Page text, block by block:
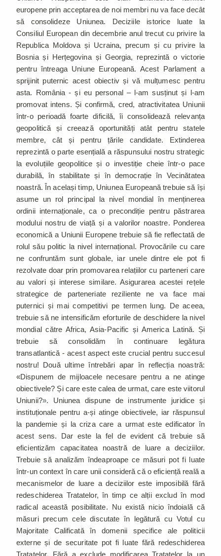
europene prin acceptarea de noi membri nu va face decât
să consolideze Uniunea. Deciziile istorice luate la
Consiliul European din decembrie anul trecut cu privire la
Republica Moldova și Ucraina, precum și cu privire la
Bosnia și Herțegovina și Georgia, reprezintă o victorie
pentru întreaga Uniune Europeană. Acest Parlament a
sprijinit puternic acest obiectiv și vă mulțumesc pentru
asta. România - și eu personal – l-am susținut și l-am
promovat intens. Și confirmă, cred, atractivitatea Uniunii
într-o perioadă foarte dificilă, îi consolidează relevanța
geopolitică și creează oportunități atât pentru statele
membre, cât și pentru țările candidate. Extinderea
reprezintă o parte esențială a răspunsului nostru strategic
la evoluțiile geopolitice și o investiție cheie într-o pace
durabilă, în stabilitate și în democrație în Vecinătatea
noastră. În același timp, Uniunea Europeană trebuie să își
asume un rol principal la nivel mondial în menținerea
ordinii internaționale, ca o precondiție pentru păstrarea
modului nostru de viață și a valorilor noastre. Ponderea
economică a Uniunii Europene trebuie să fie reflectată de
rolul său politic la nivel internațional. Provocările cu care
ne confruntăm sunt globale, iar unele dintre ele pot fi
rezolvate doar prin promovarea relațiilor cu parteneri care
au valori și interese similare. Asigurarea acestei rețele
strategice de parteneriate reziliente ne va face mai
puternici și mai competitivi pe termen lung. De aceea,
trebuie să ne intensificăm eforturile de deschidere la nivel
mondial către Africa, Asia-Pacific și America Latină. Și
trebuie să consolidăm în continuare legătura
transatlantică - acest aspect este crucial pentru succesul
nostru! Două ultime întrebări apar în reflecția noastră:
«Dispunem de mijloacele necesare pentru a ne atinge
obiectivele? Și care este calea de urmat, care este viitorul
Uniunii?». Uniunea dispune de instrumente juridice și
instituționale pentru a-și atinge obiectivele, iar răspunsul
la pandemie și la criza care a urmat este edificator în
acest sens. Dar este la fel de evident că trebuie să
eficientizăm capacitatea noastră de luare a deciziilor.
Trebuie să analizăm îndeaproape ce măsuri pot fi luate
într-un context în care unii consideră că o eficiență reală a
mecanismelor de luare a deciziilor este imposibilă fără
redeschiderea Tratatelor, în timp ce alții exclud în mod
radical această posibilitate. Nu există nicio îndoială că
măsuri precum cele discutate în legătură cu Votul cu
Majoritate Calificată în domenii specifice ale politicii
externe și de securitate pot fi luate fără redeschiderea
Tratatelor. Fără a exclude modificarea Tratatelor la un